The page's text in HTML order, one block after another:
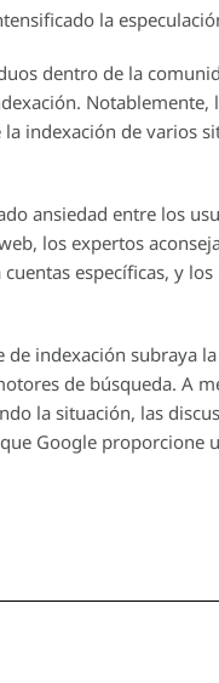
la
dentro de la
Notablemente,
indexación de varios
ansiedad entre los
los expertos
específicas, y
indexación subraya
de búsqueda. A
la situación, las
Google proporcione